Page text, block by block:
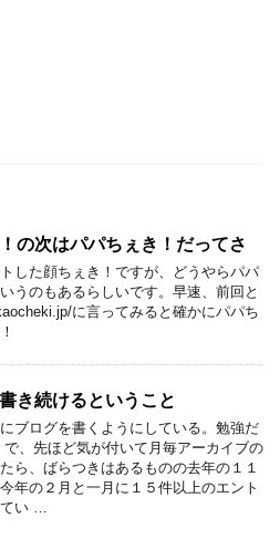
の次はパパちぇき！だってさ
した顔ちぇき！ですが、どうやらパパ
うのもあるらしいです。早速、前回と
に言ってみると確かにパパち
き続けるということ
ブログを書くようにしている。勉強だ
で、先ほど気が付いて月毎アーカイブの
ら、ばらつきはあるものの去年の１１
年の２月と一月に１５件以上のエント
てい …